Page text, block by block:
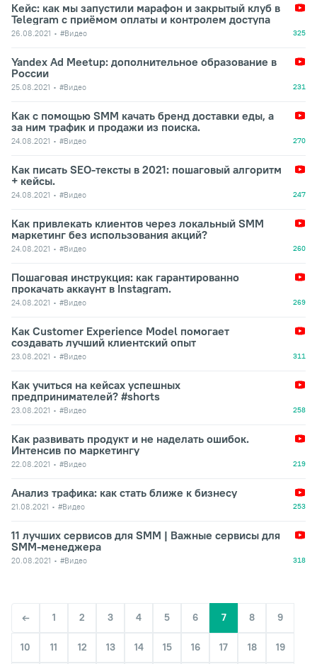
Кейс: как мы запустили марафон и закрытый клуб в
Telegram с приёмом оплаты и контролем доступа
26.08.2021 #Видео 325
Yandex Ad Meetup: дополнительное образование в
России
25.08.2021 #Видео 231
Как с помощью SMM качать бренд доставки еды, а
за ним трафик и продажи из поиска.
24.08.2021 #Видео 270
Как писать SEO-тексты в 2021: пошаговый алгоритм
+ кейсы.
24.08.2021 #Видео 247
Как привлекать клиентов через локальный SMM
маркетинг без использования акций?
24.08.2021 #Видео 260
Пошаговая инструкция: как гарантированно
прокачать аккаунт в Instagram.
24.08.2021 #Видео 269
Как Customer Experience Model помогает
создавать лучший клиентский опыт
23.08.2021 #Видео 311
Как учиться на кейсах успешных
предпринимателей? #shorts
23.08.2021 #Видео 258
Как развивать продукт и не наделать ошибок.
Интенсив по маркетингу
22.08.2021 #Видео 219
Анализ трафика: как стать ближе к бизнесу
21.08.2021 #Видео 253
11 лучших сервисов для SMM | Важные сервисы для
SMM-менеджера
20.08.2021 #Видео 318
1 2 3 4 5 6 7 8 9
10 11 12 13 14 15 16 17 18 19